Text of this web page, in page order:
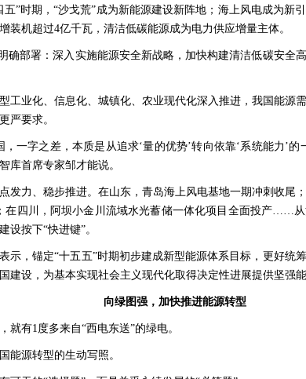
”时期，“沙戈荒”成为新能源建设新阵地；海上风电成为新
装机超过4亿千瓦，清洁低碳能源成为电力供应增量主体。
确部署：深入实施能源安全新战略，加快构建清洁低碳安全
工业化、信息化、城镇化、农业现代化深入推进，我国能源
严要求。
，一字之差，本质是从追求‘量的优势’转向依靠‘系统能力’
库首席专家邹才能说。
发力、稳步推进。在山东，青岛海上风电基地一期冲刺收尾
在四川，阿坝小金川流域水光蓄储一体化项目全面投产……
设按下“快进键”。
示，锚定“十五五”时期初步建成新型能源体系目标，更好统
建设，为基本实现社会主义现代化取得决定性进展提供坚强能
向绿图强，加快推进能源转型
就有1度多来自“西电东送”的绿电。
能源转型的生动写照。